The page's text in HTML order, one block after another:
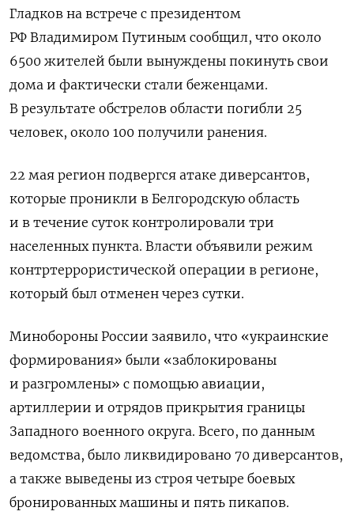
Гладков на встрече с президентом
РФ Владимиром Путиным сообщил, что около
6500 жителей были вынуждены покинуть свои
дома и фактически стали беженцами.
В результате обстрелов области погибли 25
человек, около 100 получили ранения.
22 мая регион подвергся атаке диверсантов,
которые проникли в Белгородскую область
и в течение суток контролировали три
населенных пункта. Власти объявили режим
контртеррористической операции в регионе,
который был отменен через сутки.
Минобороны России заявило, что «украинские
формирования» были «заблокированы
и разгромлены» с помощью авиации,
артиллерии и отрядов прикрытия границы
Западного военного округа. Всего, по данным
ведомства, было ликвидировано 70 диверсантов,
а также выведены из строя четыре боевых
бронированных машины и пять пикапов.